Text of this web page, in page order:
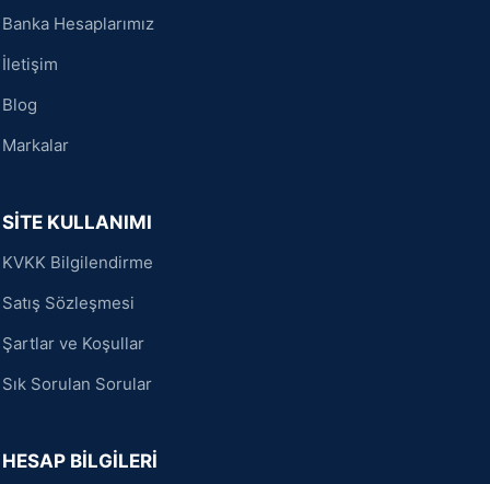
Banka Hesaplarımız
İletişim
Blog
Markalar
SİTE KULLANIMI
KVKK Bilgilendirme
Satış Sözleşmesi
Şartlar ve Koşullar
Sık Sorulan Sorular
HESAP BİLGİLERİ